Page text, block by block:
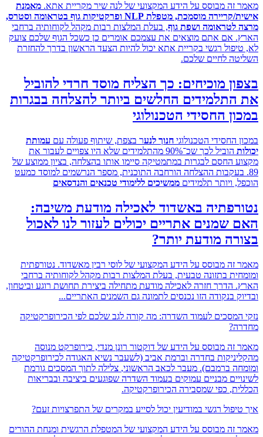
זה מבוסס על הידע המקצועי של לנה שיר מקריית אתא. מאמנת
אישית/קריירה מוסמכת, מטפלת NLP ופרקטיקות גוף בטראומה וסטרס,
לטראומה ושפת גוף, בעלת המלצות רבות מקהל לקוחותיה ברחבי
אם אתם מוצאים את עצמכם אומרים כן כשכל הגוף שלכם צועק
רגשי בקריית אתא יכול להיות הצעד הראשון בדרך להחזרת
לחיים שלכם.
מוכיחים: כך הצליח מוסד חרדי להוביל
החלשים ביותר להצלחה בבגרות
החסידי הטכנולוגי
החסידי הטכנולוגיחנוך לנער בצפת, שיתוף פעולה עםעמותת
הוביל לכך שכ־90% מהתלמידים שלא היו צפויים לעבור את
החסם לבגרות במתמטיקה סיימו אותו בהצלחה, בציון ממוצע של
בעקבות ההצלחה הורחבה התוכנית, מספר הנרשמים למוסד כמעט
ויותר תלמידיםממשיכים ללימודי טכנאים והנדסאים
באשדוד לאכילה מודעת משיבה:
שמנים אתריים יכולים לעזור לנו לאכול
מודעת יותר?
מבוסס על הידע המקצועי של לוסי רבין מאשדוד. נטורפתית
בתזונה טבעית, בעלת המלצות רבות מקהל לקוחותיה ברחבי
הדרך חזרה לאכילה מודעת מתחילה ביצירת תחושת רוגע וביטחון,
בנקודה הזו נכנסים לתמונה גם השמנים האתריים...
לעמוד השדרה: מה קורה לגב שלכם לפי הכירופרקטיקה
מבוסס על הידע של דוקטור רונן מנדי, כירופרקט מנוסה
בחדרה וברמת אביב (לשעבר נשיא האגודה לכירופרקטיקה
ברמבם).מעבר לכאב הראשוני,צלילה לתוך המסכים גורמת
מבניים עמוקים בעמוד השדרה שפוגעים ביציבה ובבריאות
כפי שמסבירה הכירופרקטיקה.
רגשי במודיעין יכול לסייע במקרים של התפרצויות זעם?
זה מבוסס על הידע המקצועי של המטפלת הרגשית ומנחת ההורים